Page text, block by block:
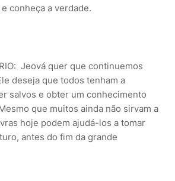
conheça a verdade.
Jeová quer que continuemos
deseja que todos tenham a
salvos e obter um conhecimento
que muitos ainda não sirvam a
hoje podem ajudá-los a tomar
antes do fim da grande